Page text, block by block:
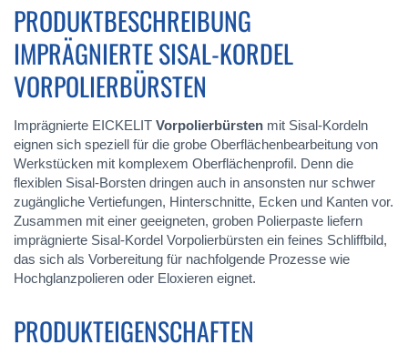
PRODUKTBESCHREIBUNG
IMPRÄGNIERTE SISAL-KORDEL
VORPOLIERBÜRSTEN
Imprägnierte EICKELIT Vorpolierbürsten mit Sisal-Kordeln
eignen sich speziell für die grobe Oberflächenbearbeitung von
Werkstücken mit komplexem Oberflächenprofil. Denn die
flexiblen Sisal-Borsten dringen auch in ansonsten nur schwer
zugängliche Vertiefungen, Hinterschnitte, Ecken und Kanten vor.
Zusammen mit einer geeigneten, groben Polierpaste liefern
imprägnierte Sisal-Kordel Vorpolierbürsten ein feines Schliffbild,
das sich als Vorbereitung für nachfolgende Prozesse wie
Hochglanzpolieren oder Eloxieren eignet.
PRODUKTEIGENSCHAFTEN